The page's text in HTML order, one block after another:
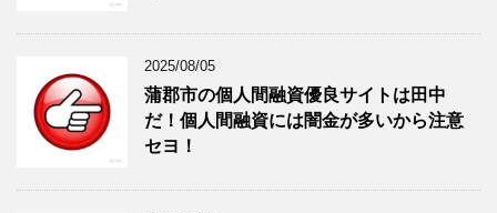
2025/08/05
蒲郡市の個人間融資優良サイトは田中
だ！個人間融資には闇金が多いから注意
セヨ！